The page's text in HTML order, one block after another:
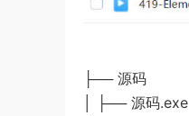
├── 源码
│ ├── 源码.exe